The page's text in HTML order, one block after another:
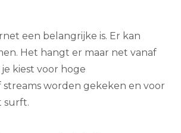
een belangrijke is. Er kan
Het hangt er maar net vanaf
kiest voor hoge
worden gekeken en voor
surft.